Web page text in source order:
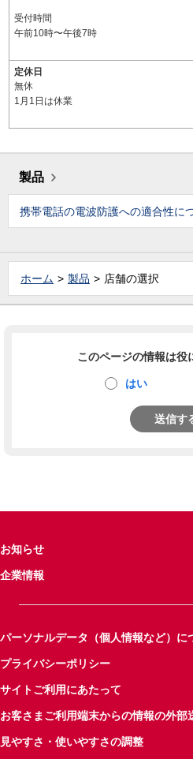
受付時間
午前10時〜午後7時
定休日
無休
1月1日は休業
製品
携帯電話の電波防護への適合性に
ホーム 製品 店舗の選択
このページの情報は役
はい
送信す
お知らせ
企業情報
パーソナルデータ（個人情報など）に
プライバシーポリシー
サイトご利用にあたって
お客さまご利用端末からの情報の外部
見やすさ・使いやすさの調整